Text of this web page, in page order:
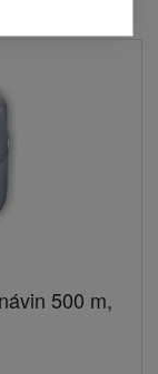
500 m,